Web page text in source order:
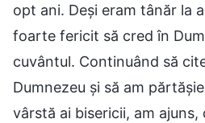
opt ani. Deși eram tânăr la
foarte fericit să cred în
cuvântul. Continuând să
Dumnezeu și să am
vârstă ai bisericii, am ajuns,